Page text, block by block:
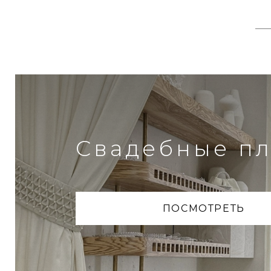
Свадебные
ПОСМОТРЕТЬ